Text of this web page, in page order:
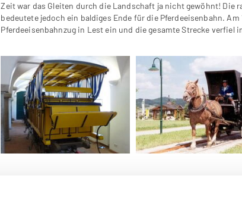
Zeit war das Gleiten durch die Landschaft ja nicht gewöhnt! Die
bedeutete jedoch ein baldiges Ende für die Pferdeeisenbahn. Am
Pferdeeisenbahnzug in Lest ein und die gesamte Strecke verfiel
Kilometer Schienenstrecke kann noch einmal das
werden: im Luxuswagen "Hannibal", in dem einst die